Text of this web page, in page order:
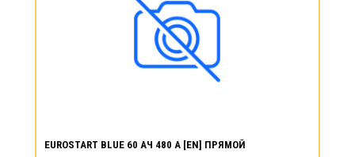
EUROSTART BLUE 60 АЧ 480 А [EN] ПРЯМОЙ